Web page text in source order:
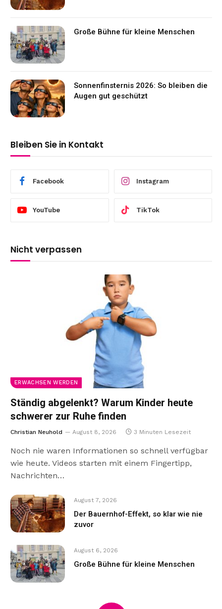
Große Bühne für kleine Menschen
Sonnenfinsternis 2026: So bleiben die
Augen gut geschützt
Bleiben Sie in Kontakt
Facebook Instagram
YouTube TikTok
Nicht verpassen
ERWACHSEN WERDEN
Ständig abgelenkt? Warum Kinder heute
schwerer zur Ruhe finden
Christian Neuhold August 8, 2026 3 Minuten Lesezeit
Noch nie waren Informationen so schnell verfügbar
wie heute. Videos starten mit einem Fingertipp,
Nachrichten…
August 7, 2026
Der Bauernhof-Effekt, so klar wie nie
zuvor
August 6, 2026
Große Bühne für kleine Menschen